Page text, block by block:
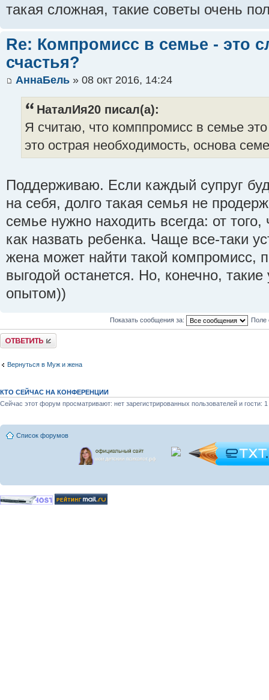
такая сложная, такие советы очень
Re: Компромисс в семье - это
счастья?
АннаБель » 08 окт 2016, 14:24
НаталИя20 писал(а):
Я считаю, что комппромисс в семье это
это острая необходимость, основа
Поддерживаю. Если каждый супруг
на себя, долго такая семья не
семье нужно находить всегда: от
как назвать ребенка. Чаще все-таки
жена может найти такой компромисс,
выгодой останется. Но, конечно,
опытом))
Показать сообщения за: Поле
Ответить
Вернуться в Муж и жена
КТО СЕЙЧАС НА КОНФЕРЕНЦИИ
Сейчас этот форум просматривают: нет зарегистрированных пользователей и гости: 1
Список форумов